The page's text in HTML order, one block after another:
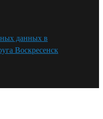
данных в
Воскресенск